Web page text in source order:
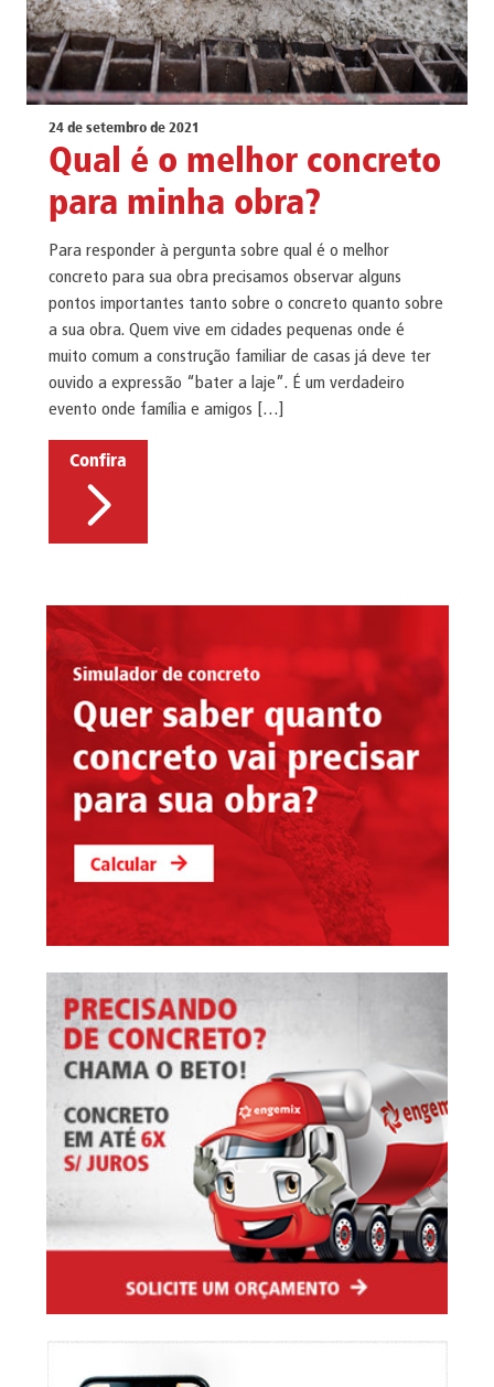
24 de setembro de 2021
Qual é o melhor concreto
para minha obra?
Para responder à pergunta sobre qual é o melhor
concreto para sua obra precisamos observar alguns
pontos importantes tanto sobre o concreto quanto sobre
a sua obra. Quem vive em cidades pequenas onde é
muito comum a construção familiar de casas já deve ter
ouvido a expressão “bater a laje”. É um verdadeiro
evento onde família e amigos […]
Confira